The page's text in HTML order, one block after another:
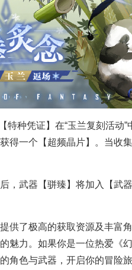
凭证】在“玉兰复刻活动”
得一个【超频晶片】。当收
武器【骈臻】将加入【武器
了极高的获取资源及丰富
魅力。如果你是一位热爱《
角色与武器，开启你的冒险旅